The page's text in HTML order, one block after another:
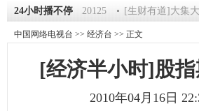
24小时播不停
第一时间》 20120125 [生财有道]大集大
中国网络电视台 >> 经济台 >> 正文
[经济半小时]股
2010年04月16日